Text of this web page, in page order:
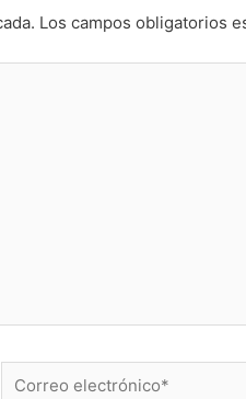
Los campos obligatorios
Correo